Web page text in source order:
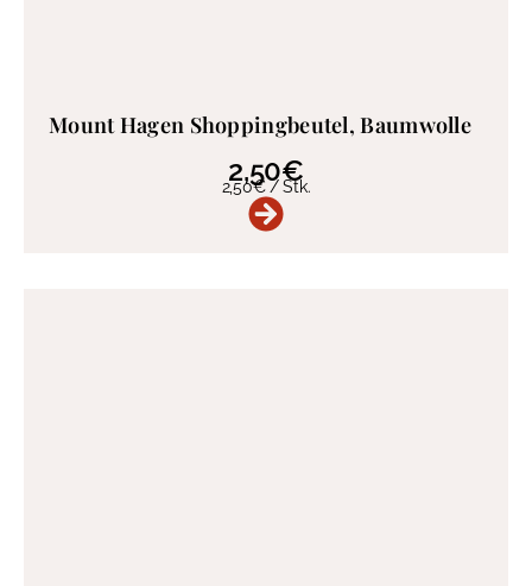
Mount Hagen Shoppingbeutel, Baumwolle
2,50€
2,50€/Stk.